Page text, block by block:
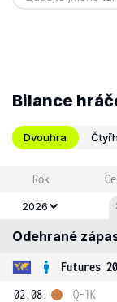
Bilance
Dvouhra
Rok
2026
Odehrané
Futures
02.08.
Q-1K